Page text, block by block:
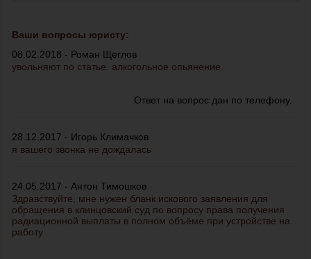
Ваши вопросы юристу:
08.02.2018 - Роман Щеглов
увольняют по статье. алкогольное опьянение.
Ответ на вопрос дан по телефону.
28.12.2017 - Игорь Климачков
я вашего звонка не дождалась
24.05.2017 - Антон Тимошков
Здравствуйте, мне нужен бланк искового заявления для
обращения в клинцовский суд по вопросу права получения
радиационной выплаты в полном объёме при устройстве на
работу